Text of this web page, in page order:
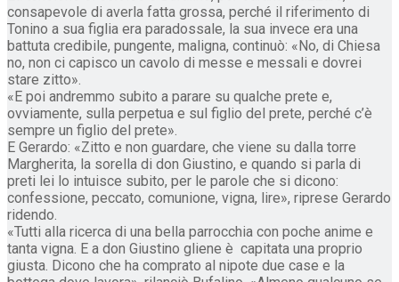
consapevole di averla fatta grossa, perché il riferimento di
Tonino a sua figlia era paradossale, la sua invece era una
battuta credibile, pungente, maligna, continuò: «No, di Chiesa
no, non ci capisco un cavolo di messe e messali e dovrei
stare zitto».
«E poi andremmo subito a parare su qualche prete e,
ovviamente, sulla perpetua e sul figlio del prete, perché c’è
sempre un figlio del prete».
E Gerardo: «Zitto e non guardare, che viene su dalla torre
Margherita, la sorella di don Giustino, e quando si parla di
preti lei lo intuisce subito, per le parole che si dicono:
confessione, peccato, comunione, vigna, lire», riprese Gerardo
ridendo.
«Tutti alla ricerca di una bella parrocchia con poche anime e
tanta vigna. E a don Giustino gliene è capitata una proprio
giusta. Dicono che ha comprato al nipote due case e la